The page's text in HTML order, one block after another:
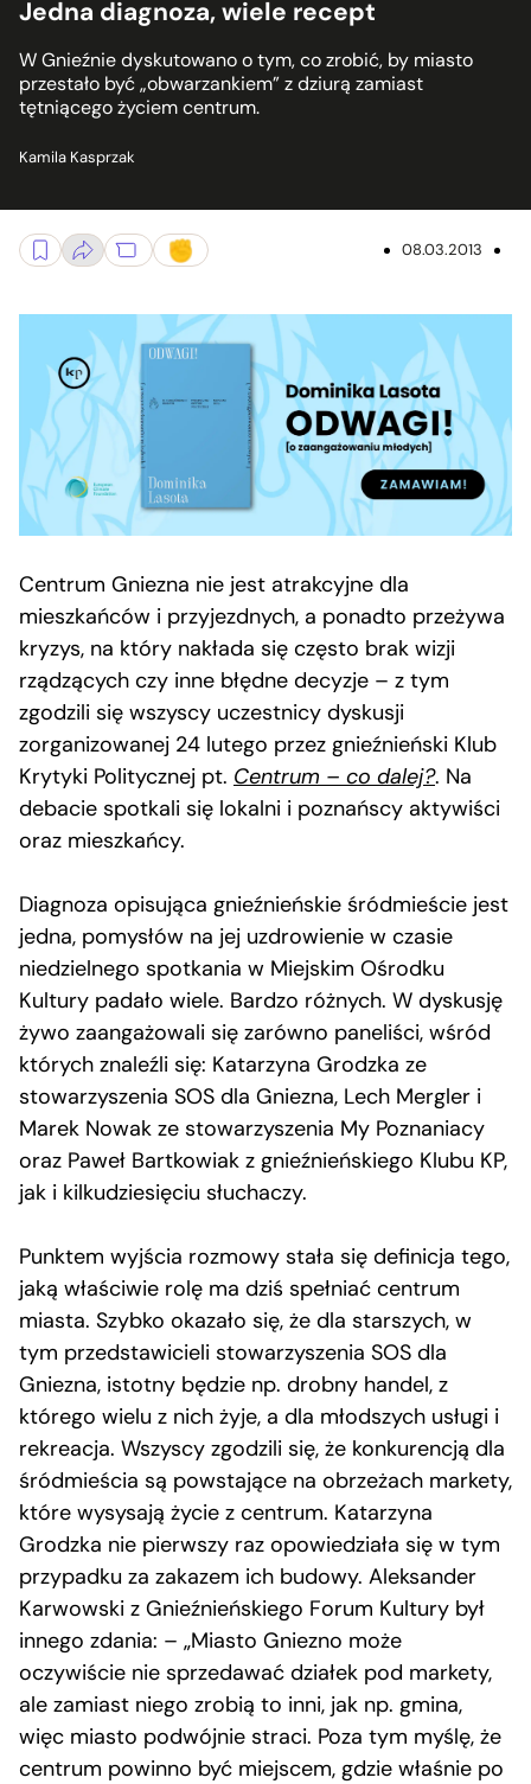
Jedna diagnoza, wiele recept
W Gnieźnie dyskutowano o tym, co zrobić, by miasto
przestało być „obwarzankiem” z dziurą zamiast
tętniącego życiem centrum.
Kamila Kasprzak
08.03.2013
Centrum Gniezna nie jest atrakcyjne dla
mieszkańców i przyjezdnych, a ponadto przeżywa
kryzys, na który nakłada się często brak wizji
rządzących czy inne błędne decyzje – z tym
zgodzili się wszyscy uczestnicy dyskusji
zorganizowanej 24 lutego przez gnieźnieński Klub
Krytyki Politycznej pt. Centrum – co dalej?. Na
debacie spotkali się lokalni i poznańscy aktywiści
oraz mieszkańcy.
Diagnoza opisująca gnieźnieńskie śródmieście jest
jedna, pomysłów na jej uzdrowienie w czasie
niedzielnego spotkania w Miejskim Ośrodku
Kultury padało wiele. Bardzo różnych. W dyskusję
żywo zaangażowali się zarówno paneliści, wśród
których znaleźli się: Katarzyna Grodzka ze
stowarzyszenia SOS dla Gniezna, Lech Mergler i
Marek Nowak ze stowarzyszenia My Poznaniacy
oraz Paweł Bartkowiak z gnieźnieńskiego Klubu KP,
jak i kilkudziesięciu słuchaczy.
Punktem wyjścia rozmowy stała się definicja tego,
jaką właściwie rolę ma dziś spełniać centrum
miasta. Szybko okazało się, że dla starszych, w
tym przedstawicieli stowarzyszenia SOS dla
Gniezna, istotny będzie np. drobny handel, z
którego wielu z nich żyje, a dla młodszych usługi i
rekreacja. Wszyscy zgodzili się, że konkurencją dla
śródmieścia są powstające na obrzeżach markety,
które wysysają życie z centrum. Katarzyna
Grodzka nie pierwszy raz opowiedziała się w tym
przypadku za zakazem ich budowy. Aleksander
Karwowski z Gnieźnieńskiego Forum Kultury był
innego zdania: – „Miasto Gniezno może
oczywiście nie sprzedawać działek pod markety,
ale zamiast niego zrobią to inni, jak np. gmina,
więc miasto podwójnie straci. Poza tym myślę, że
centrum powinno być miejscem, gdzie właśnie po